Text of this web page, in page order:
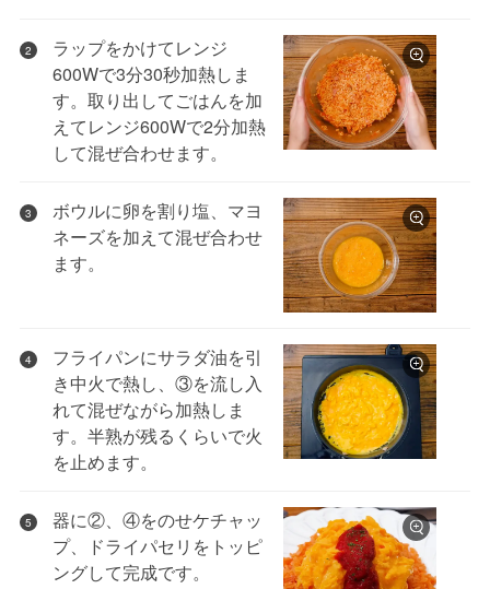
2
ラップをかけてレンジ
600Wで3分30秒加熱しま
す。取り出してごはんを加
えてレンジ600Wで2分加熱
して混ぜ合わせます。
3
ボウルに卵を割り塩、マヨ
ネーズを加えて混ぜ合わせ
ます。
4
フライパンにサラダ油を引
き中火で熱し、③を流し入
れて混ぜながら加熱しま
す。半熟が残るくらいで火
を止めます。
5
器に②、④をのせケチャッ
プ、ドライパセリをトッピ
ングして完成です。